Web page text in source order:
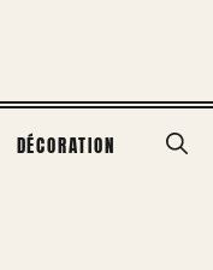
DÉCORATION